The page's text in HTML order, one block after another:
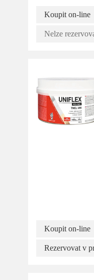
Koupit on-line
Nelze
Koupit on-line
Rezervovat v